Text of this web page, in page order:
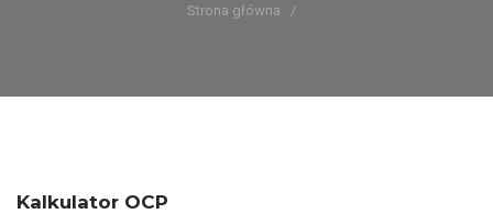
Strona główna
Kalkulator OCP